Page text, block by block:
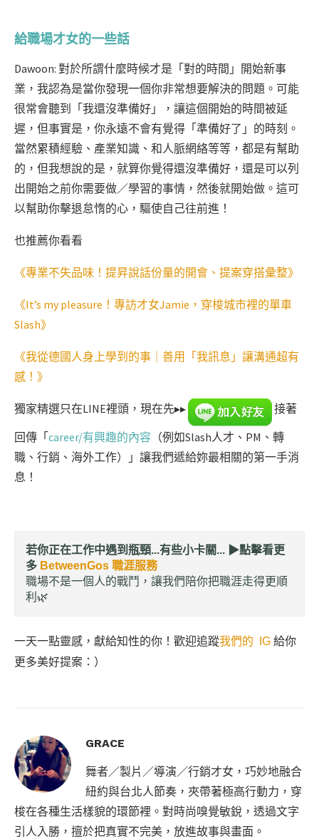
給職場才女的一些話
Dawoon: 對於所謂什麼時候才是「對的時間」開始新事
業，我認為是當你發現一個你非常想要解決的問題。可能
很常會聽到「我還沒準備好」，讓這個開始的時間被延
遲，但事實是，你永遠不會有覺得「準備好了」的時刻。
當然累積經驗、產業知識、和人脈網絡等等，都是有幫助
的，但我想說的是，就算你覺得還沒準備好，還是可以列
出開始之前你需要做／學習的事情，然後就開始做。這可
以幫助你擊退怠惰的心，驅使自己往前進！
也推薦你看看
《專業不失品味！提昇說話份量的開會、提案穿搭彙整》
《It’s my pleasure！專訪才女Jamie，穿梭城市裡的單車
Slash》
《我從德國人身上學到的事｜善用「我訊息」讓溝通超有
感！》
獨家精選只在LINE裡頭，現在先▸▸
接著
回傳「career/有興趣的內容 （例如Slash人才、PM、轉
職、行銷、海外工作）」讓我們遞給妳最相關的第一手消
息！
若你正在工作中遇到瓶頸...有些小卡關... ▶︎點擊看更
多 BetweenGos 職涯服務
職場不是一個人的戰鬥，讓我們陪你把職涯走得更順
利🌿
一天一點靈感，獻給知性的你！歡迎追蹤我們的 IG 給你
更多美好提案：）
GRACE
舞者／製片／導演／行銷才女，巧妙地融合
紐約與台北人節奏，夾帶著極高行動力，穿
梭在各種生活樣貌的環節裡。對時尚嗅覺敏銳，透過文字
引人入勝，擅於把真實不完美，放進故事與畫面。